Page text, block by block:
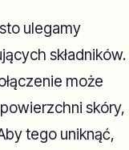
ulegamy
składników.
może
skóry,
tego uniknąć,